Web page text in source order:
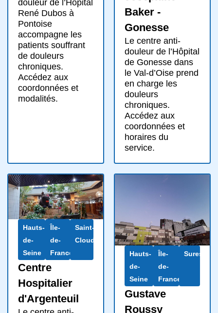
douleur de l’Hôpital
René Dubos à
Pontoise
accompagne les
patients souffrant
de douleurs
chroniques.
Accédez aux
coordonnées et
modalités.
Baker -
Gonesse
Le centre anti-
douleur de l’Hôpital
de Gonesse dans
le Val-d’Oise prend
en charge les
douleurs
chroniques.
Accédez aux
coordonnées et
horaires du
service.
Hauts-
de-
Seine
Île-
de-
France
Saint-
Cloud
Centre
Hospitalier
d'Argenteuil
Hauts-
de-
Seine
Île-
de-
France
Suresnes
Gustave
Roussy